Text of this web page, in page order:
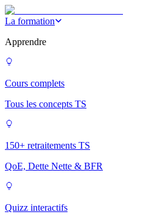
La formation
Apprendre
Cours complets
Tous les concepts TS
150+ retraitements TS
QoE, Dette Nette & BFR
Quizz interactifs